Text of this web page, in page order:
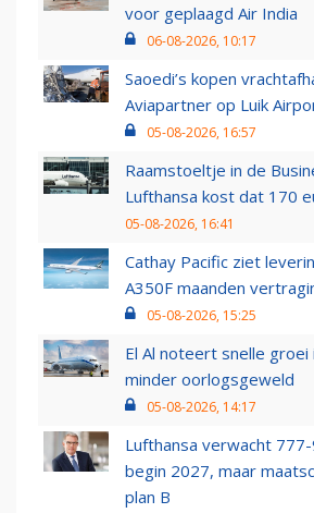
voor geplaagd Air India
06-08-2026, 10:17
Saoedi’s kopen
Aviapartner op Luik
05-08-2026, 16:57
Raamstoeltje in de
Lufthansa kost dat 170
05-08-2026, 16:41
Cathay Pacific ziet
A350F maanden
05-08-2026, 15:25
El Al noteert snelle
minder oorlogsgeweld
05-08-2026, 14:17
Lufthansa verwacht
begin 2027, maar
plan B